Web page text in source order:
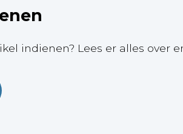
indienen? Lees er alles over